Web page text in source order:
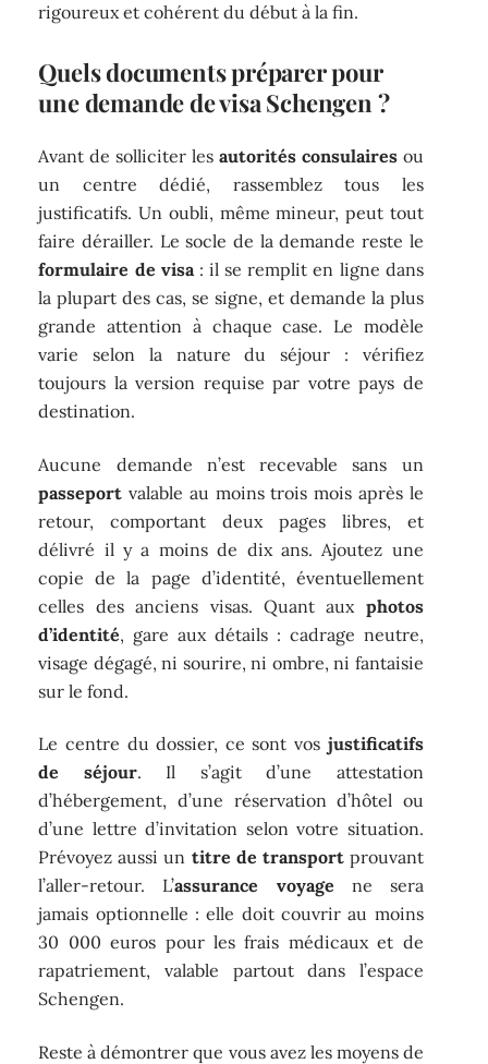
rigoureux et cohérent du début à la fin.
Quels documents préparer pour
une demande de visa Schengen ?
Avant de solliciter les autorités consulairesou
un centre dédié, rassemblez tous les
justificatifs. Un oubli, même mineur, peut tout
faire dérailler. Le socle de la demande reste le
formulaire de visa: il se remplit en ligne dans
la plupart des cas, se signe, et demande la plus
grande attention à chaque case. Le modèle
varie selon la nature du séjour : vérifiez
toujours la version requise par votre pays de
destination.
Aucune demande n’est recevable sans un
passeport valable au moins trois mois après le
retour, comportant deux pages libres, et
délivré il y a moins de dix ans. Ajoutez une
copie de la page d’identité, éventuellement
celles des anciens visas. Quant aux photos
d’identité, gare aux détails : cadrage neutre,
visage dégagé, ni sourire, ni ombre, ni fantaisie
sur le fond.
Le centre du dossier, ce sont vos justificatifs
de séjour. Il s’agit d’une attestation
d’hébergement, d’une réservation d’hôtel ou
d’une lettre d’invitation selon votre situation.
Prévoyez aussi un titre de transportprouvant
l’aller-retour. L’assurance voyage ne sera
jamais optionnelle : elle doit couvrir au moins
30 000 euros pour les frais médicaux et de
rapatriement, valable partout dans l’espace
Schengen.
Reste à démontrer que vous avez les moyens de